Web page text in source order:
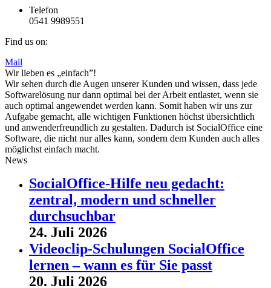
Telefon
0541 9989551
Find us on:
Mail
Wir lieben es „einfach”!
Wir sehen durch die Augen unserer Kunden und wissen, dass jede
Softwarelösung nur dann optimal bei der Arbeit entlastet, wenn sie
auch optimal angewendet werden kann. Somit haben wir uns zur
Aufgabe gemacht, alle wichtigen Funktionen höchst übersichtlich
und anwenderfreundlich zu gestalten. Dadurch ist SocialOffice eine
Software, die nicht nur alles kann, sondern dem Kunden auch alles
möglichst einfach macht.
News
SocialOffice-Hilfe neu gedacht:
zentral, modern und schneller
durchsuchbar
24. Juli 2026
Videoclip-Schulungen SocialOffice
lernen – wann es für Sie passt
20. Juli 2026